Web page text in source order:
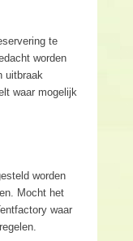
te
worden
uitbraak
waar mogelijk
worden
Mocht het
waar